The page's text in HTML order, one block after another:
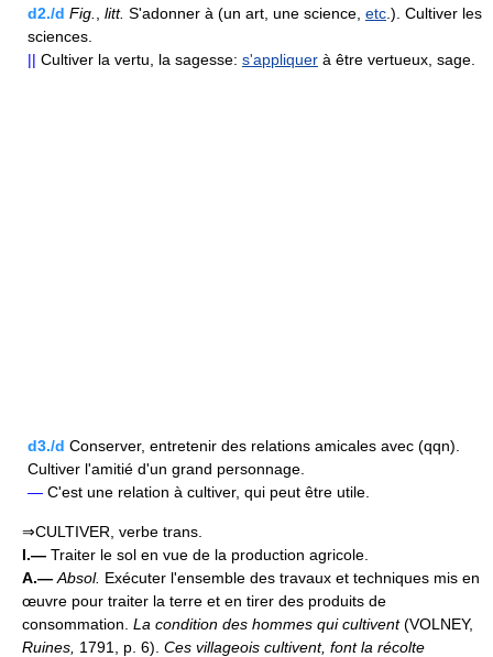
d2./d Fig. litt. S'adonner à (un art, une science, etc .). Cultiver les
sciences.
|| Cultiver la vertu, la sagesse: s'appliquer à être vertueux, sage.
d3./d Conserver, entretenir des relations amicales avec (qqn).
Cultiver l'amitié d'un grand personnage.
— C'est une relation à cultiver, qui peut être utile.
⇒CULTIVER, verbe trans.
I.— Traiter le sol en vue de la production agricole.
A.— Absol. Exécuter l'ensemble des travaux et techniques mis en
œuvre pour traiter la terre et en tirer des produits de
consommation. La condition des hommes qui cultivent(VOLNEY,
Ruines, 1791, p. 6). Ces villageois cultivent, font la récolte